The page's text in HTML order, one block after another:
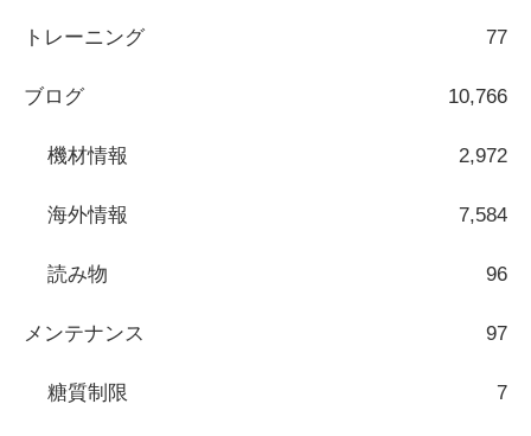
トレーニング 77
ブログ 10,766
機材情報 2,972
海外情報 7,584
読み物 96
メンテナンス 97
糖質制限 7